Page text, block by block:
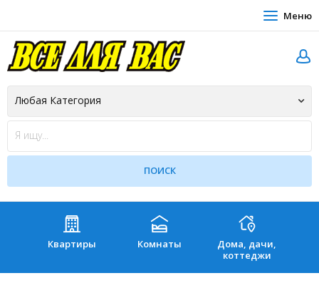
Меню
Квартиры Комнаты
Дома, дачи,
коттеджи